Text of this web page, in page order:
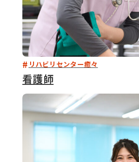
リハビリセンター癒々
看護師